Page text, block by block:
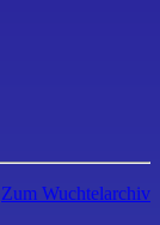
Zum Wuchtelarchiv